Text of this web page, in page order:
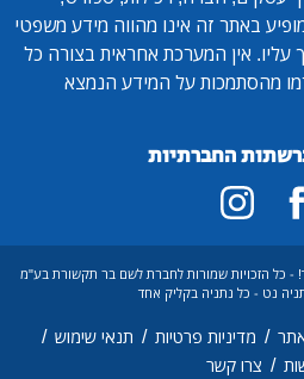
באתר זה אינו מהווה מידע משפטי
עליו. אין המערכת אחראית בצורה כל
מהסתמכות על המידע הנמצא
החברתיות
- כל הזכויות שמורות לחברת לשם בר תקשורת בע"מ
נט - כל נתניה בקליק אחד
/ מדיניות פרטיות / תנאי שימוש /
/ צרו קשר